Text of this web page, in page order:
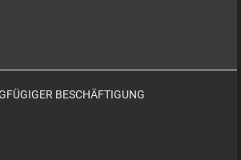
BESCHÄFTIGUNG